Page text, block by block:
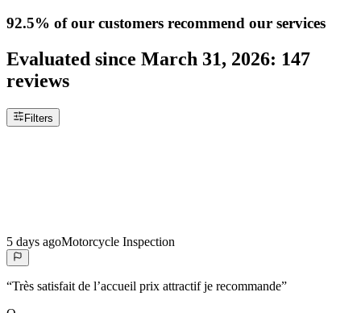
92.5% of our customers recommend our services
Evaluated since March 31, 2026: 147
reviews
Filters
5 days agoMotorcycle Inspection
“Très satisfait de l’accueil prix attractif je recommande”